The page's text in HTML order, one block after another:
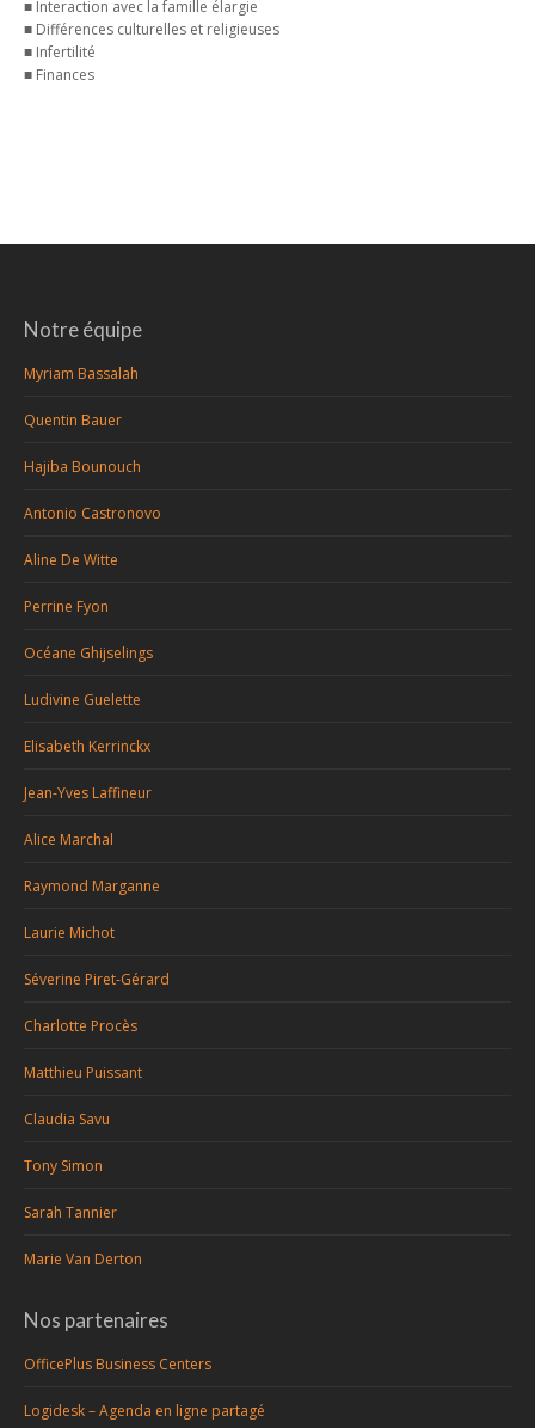
■ Interaction avec la famille élargie
■ Différences culturelles et religieuses
■ Infertilité
■ Finances
Notre équipe
Myriam Bassalah
Quentin Bauer
Hajiba Bounouch
Antonio Castronovo
Aline De Witte
Perrine Fyon
Océane Ghijselings
Ludivine Guelette
Elisabeth Kerrinckx
Jean-Yves Laffineur
Alice Marchal
Raymond Marganne
Laurie Michot
Séverine Piret-Gérard
Charlotte Procès
Matthieu Puissant
Claudia Savu
Tony Simon
Sarah Tannier
Marie Van Derton
Nos partenaires
OfficePlus Business Centers
Logidesk – Agenda en ligne partagé